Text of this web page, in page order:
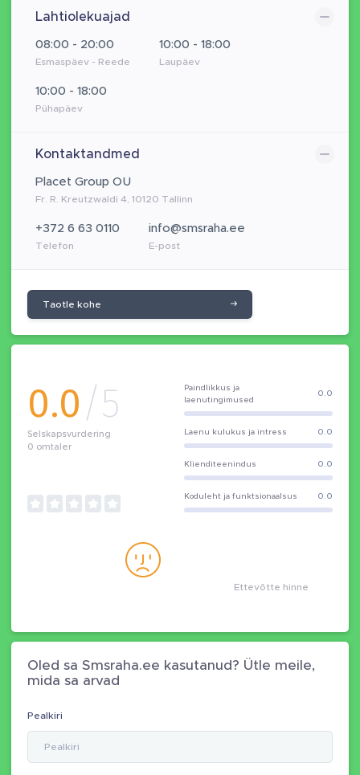
Lahtiolekuajad
08:00 - 20:00
Esmaspäev - Reede
10:00 - 18:00
Laupäev
10:00 - 18:00
Pühapäev
Kontaktandmed
Placet Group OÜ
Fr. R. Kreutzwaldi 4, 10120 Tallinn
+372 6 63 0110
Telefon
info@smsraha.ee
E-post
Taotle kohe
0.0/5
Selskapsvurdering
0 omtaler
Paindlikkus ja
laenutingimused
0.0
Laenu kulukus ja intress 0.0
Klienditeenindus 0.0
Koduleht ja funktsionaalsus 0.0
Ettevõtte hinne
Oled sa Smsraha.ee kasutanud? Ütle meile,
mida sa arvad
Pealkiri